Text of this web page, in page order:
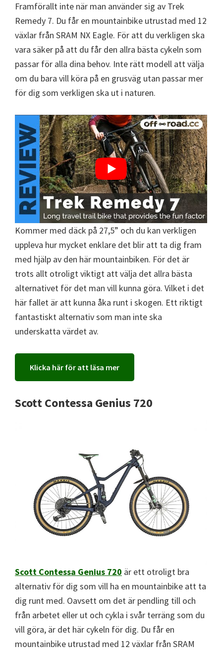
Framförallt inte när man använder sig av Trek
Remedy 7. Du får en mountainbike utrustad med 12
växlar från SRAM NX Eagle. För att du verkligen ska
vara säker på att du får den allra bästa cykeln som
passar för alla dina behov. Inte rätt modell att välja
om du bara vill köra på en grusväg utan passar mer
för dig som verkligen ska ut i naturen.
Kommer med däck på 27,5” och du kan verkligen
uppleva hur mycket enklare det blir att ta dig fram
med hjälp av den här mountainbiken. För det är
trots allt otroligt viktigt att välja det allra bästa
alternativet för det man vill kunna göra. Vilket i det
här fallet är att kunna åka runt i skogen. Ett riktigt
fantastiskt alternativ som man inte ska
underskatta värdet av.
Klicka här för att läsa mer
Scott Contessa Genius 720
Scott Contessa Genius 720 är ett otroligt bra
alternativ för dig som vill ha en mountainbike att ta
dig runt med. Oavsett om det är pendling till och
från arbetet eller ut och cykla i svår terräng som du
vill göra, är det här cykeln för dig. Du får en
mountainbike utrustad med 12 växlar från SRAM